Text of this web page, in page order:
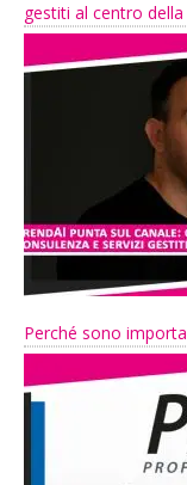
gestiti al centro
Perché sono